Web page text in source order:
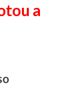
a